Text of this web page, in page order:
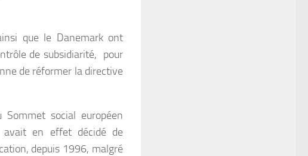
que le Danemark ont
de subsidiarité, pour
de réformer la directive
social européen
avait en effet décidé de
depuis 1996, malgré